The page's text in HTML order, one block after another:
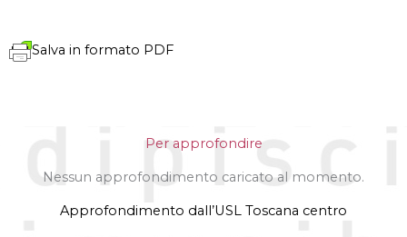
Salva in formato PDF
Per approfondire
Nessun approfondimento caricato al momento.
Approfondimento dall’USL Toscana centro